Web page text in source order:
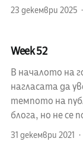
23 декември 2025
Week 52
В началото на
нагласата да
темпото на
блога, но не се
31 декември 2021